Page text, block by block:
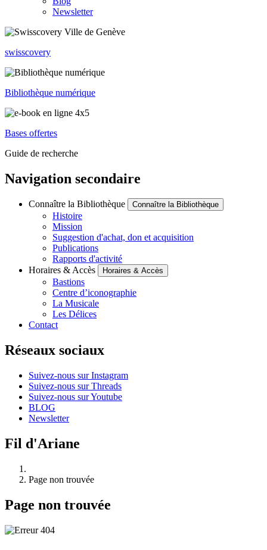
Newsletter
swisscovery
Bibliothèque numérique
Bases offertes
Guide de recherche
Navigation secondaire
Connaître la Bibliothèque Connaître la Bibliothèque
Histoire
Mission
Suggestion d'achat, don et acquisition
Publications
Rapports d'activité
Horaires & Accès
Horaires & Accès
Bastions
Centre d’iconographie
La Musicale
Les Délices
Contact
Réseaux sociaux
Suivez-nous sur Instagram
Suivez-nous sur Threads
Suivez-nous sur Youtube
BLOG
Newsletter
Fil d'Ariane
Page non trouvée
Page non trouvée